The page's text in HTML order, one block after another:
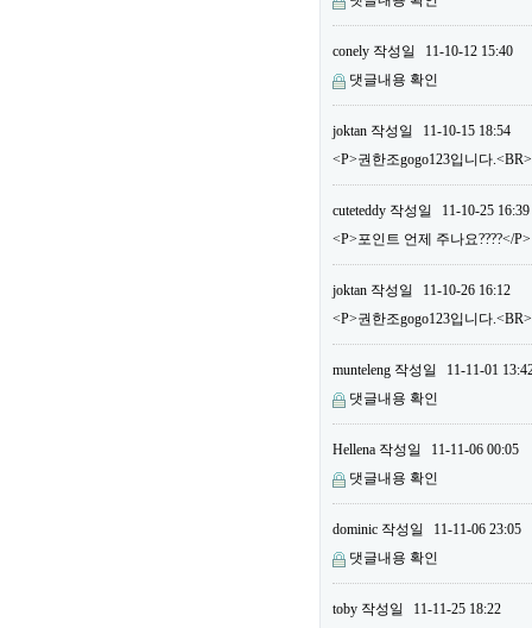
conely 작성일
11-10-12 15:40
댓글내용 확인
joktan 작성일
11-10-15 18:54
<P>권한조gogo123입니다
cuteteddy 작성일
11-10-25 16:39
<P>포인트 언제 주나요????</P>
joktan 작성일
11-10-26 16:12
<P>권한조gogo123입니다
munteleng 작성일
11-11-01
댓글내용 확인
Hellena 작성일
11-11-06 00:05
댓글내용 확인
dominic 작성일
11-11-06 23:05
댓글내용 확인
toby 작성일
11-11-25 18:22